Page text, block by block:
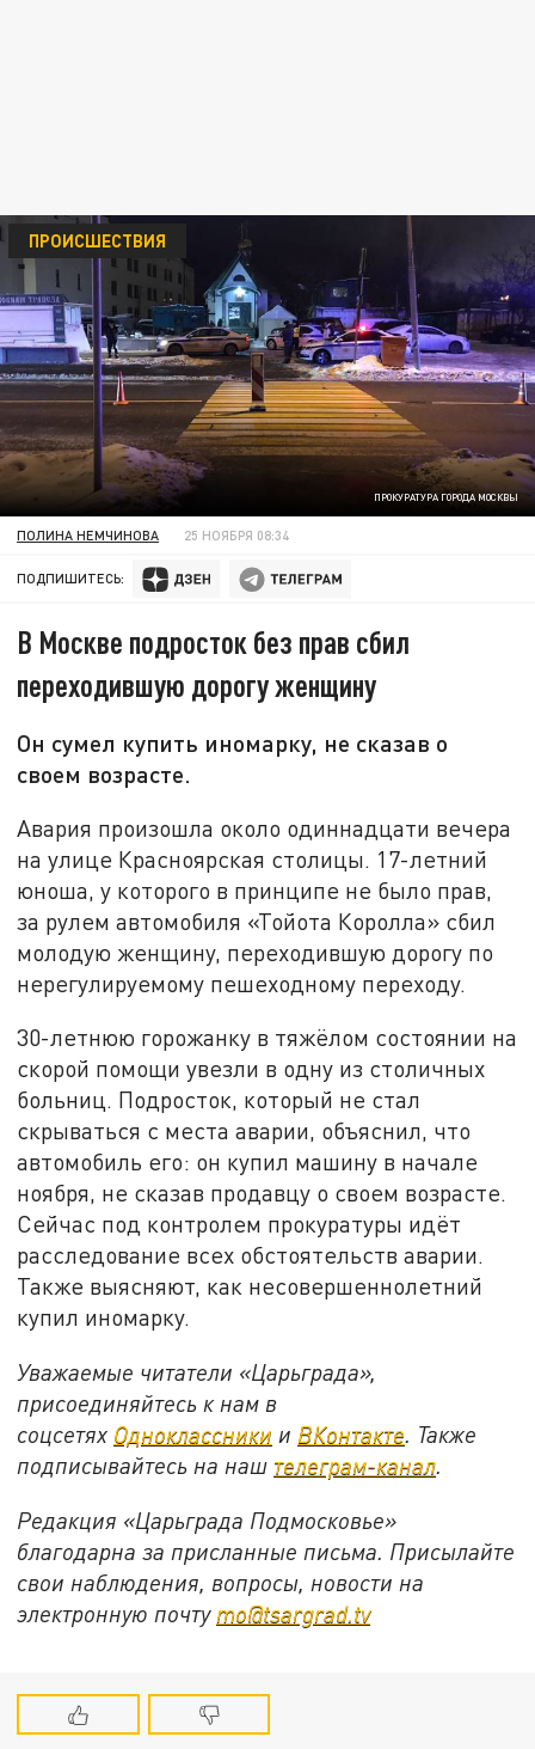
ПРОКУРАТУРА ГОРОДА МОСКВЫ
ПРОИСШЕСТВИЯ
ПОЛИНА НЕМЧИНОВА 25 НОЯБРЯ 08:34
ПОДПИШИТЕСЬ:
В Москве подросток без прав сбил
переходившую дорогу женщину
Он сумел купить иномарку, не сказав о
своем возрасте.
Авария произошла около одиннадцати вечера
на улице Красноярская столицы. 17-летний
юноша, у которого в принципе не было прав,
за рулем автомобиля «Тойота Королла» сбил
молодую женщину, переходившую дорогу по
нерегулируемому пешеходному переходу.
30-летнюю горожанку в тяжёлом состоянии на
скорой помощи увезли в одну из столичных
больниц. Подросток, который не стал
скрываться с места аварии, объяснил, что
автомобиль его: он купил машину в начале
ноября, не сказав продавцу о своем возрасте.
Сейчас под контролем прокуратуры идёт
расследование всех обстоятельств аварии.
Также выясняют, как несовершеннолетний
купил иномарку.
Уважаемые читатели «Царьграда»,
присоединяйтесь к нам в
соцсетях Одноклассники и ВКонтакте. Также
подписывайтесь на наш телеграм-канал.
Редакция «Царьграда Подмосковье»
благодарна за присланные письма. Присылайте
свои наблюдения, вопросы, новости на
электронную почту mo@tsargrad.tv